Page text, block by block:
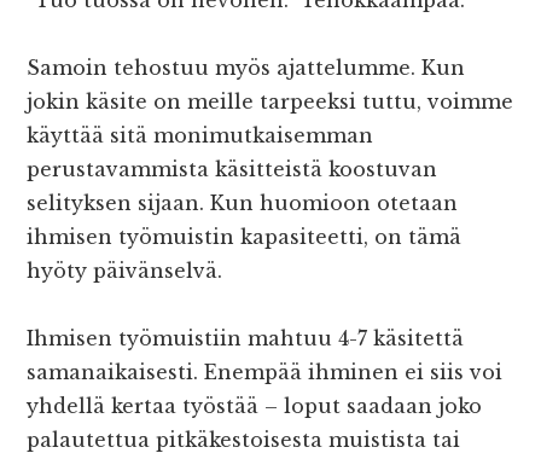
Samoin tehostuu myös ajattelumme. Kun
jokin käsite on meille tarpeeksi tuttu, voimme
käyttää sitä monimutkaisemman
perustavammista käsitteistä koostuvan
selityksen sijaan. Kun huomioon otetaan
ihmisen työmuistin kapasiteetti, on tämä
hyöty päivänselvä.
Ihmisen työmuistiin mahtuu 4-7 käsitettä
samanaikaisesti. Enempää ihminen ei siis voi
yhdellä kertaa työstää – loput saadaan joko
palautettua pitkäkestoisesta muistista tai